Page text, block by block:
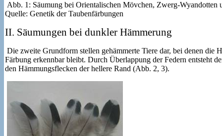
Abb. 1: Säumung bei Orientalischen Mövchen, Zwerg-Wyandotten
Quelle: Genetik der Taubenfärbungen
II. Säumungen bei dunkler Hämmerung
Die zweite Grundform stellen gehämmerte Tiere dar, bei denen die
Färbung erkennbar bleibt. Durch Überlappung der Federn entsteht
den Hämmungsflecken der hellere Rand (Abb. 2, 3).